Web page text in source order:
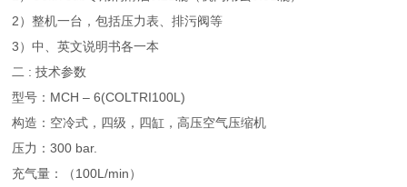
2）整机一台，包括压力表、排污阀等
3）中、英文说明书各一本
二 : 技术参数
型号：MCH – 6(COLTRI100L)
构造：空冷式，四级，四缸，高压空气压缩机
压力：300 bar.
充气量：（100L/min）